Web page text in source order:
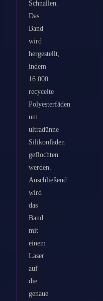
Schnallen.
Das
Band
wird
hergestellt,
indem
16.000
recycelte
Polyesterfäden
um
ultradünne
Silikonfäden
geflochten
werden.
Anschließend
wird
das
Band
mit
einem
Laser
auf
die
genaue